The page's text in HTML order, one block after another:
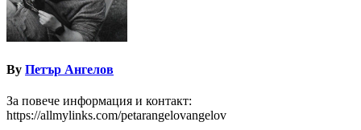
By Петър Ангелов
За повече информация и контакт:
https://allmylinks.com/petarangelovangelov